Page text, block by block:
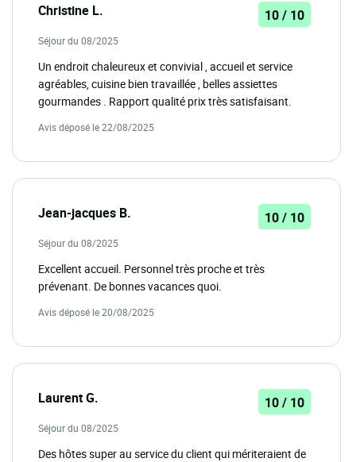
Christine L. 10 / 10
Séjour du 08/2025
Un endroit chaleureux et convivial , accueil et service
agréables, cuisine bien travaillée , belles assiettes
gourmandes . Rapport qualité prix très satisfaisant.
Avis déposé le 22/08/2025
Jean-jacques B. 10 / 10
Séjour du 08/2025
Excellent accueil. Personnel très proche et très
prévenant. De bonnes vacances quoi.
Avis déposé le 20/08/2025
Laurent G. 10 / 10
Séjour du 08/2025
Des hôtes super au service du client qui mériteraient de